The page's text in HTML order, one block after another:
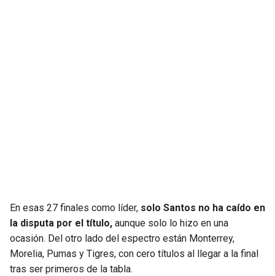
En esas 27 finales como líder, solo Santos no ha caído en
la disputa por el título, aunque solo lo hizo en una
ocasión. Del otro lado del espectro están Monterrey,
Morelia, Pumas y Tigres, con cero títulos al llegar a la final
tras ser primeros de la tabla.